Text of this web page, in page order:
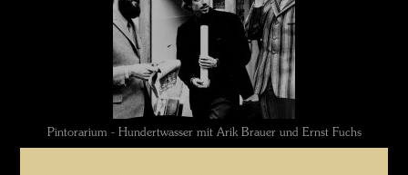
Pintorarium - Hundertwasser mit Arik Brauer und Ernst Fuchs